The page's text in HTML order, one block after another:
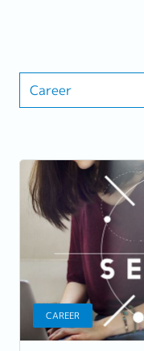
Career
CAREER